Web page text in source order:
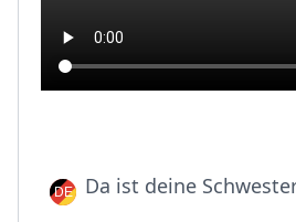
Da ist deine